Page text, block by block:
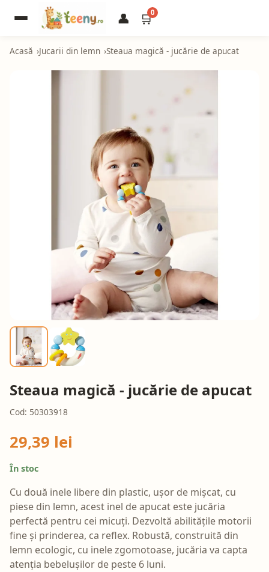
👤 🛒0
Acasă Jucarii din lemn Steaua magică - jucărie de apucat
Steaua magică - jucărie de apucat
Cod: 50303918
29,39 lei
În stoc
Cu două inele libere din plastic, ușor de mișcat, cu
piese din lemn, acest inel de apucat este jucăria
perfectă pentru cei micuți. Dezvoltă abilitățile motorii
fine și prinderea, ca reflex. Robustă, construită din
lemn ecologic, cu inele zgomotoase, jucăria va capta
atenția bebelușilor de peste 6 luni.